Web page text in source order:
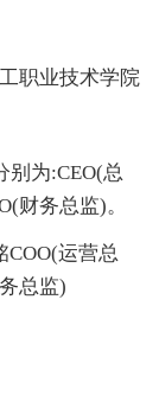
职业技术学院
为:CEO(总
财务总监)。
运营总
总监)